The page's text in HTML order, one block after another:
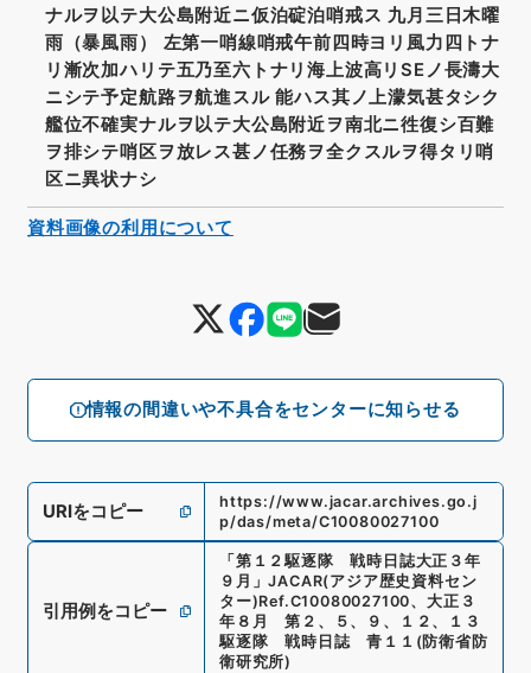
情報の間違いや不具合をセンターに知らせる
ナルヲ以テ大公島附近ニ仮泊碇泊哨戒ス 九月三日木曜
雨（暴風雨） 左第一哨線哨戒午前四時ヨリ風力四トナ
リ漸次加ハリテ五乃至六トナリ海上波高リSEノ長濤大
ニシテ予定航路ヲ航進スル 能ハス其ノ上濛気甚タシク
艦位不確実ナルヲ以テ大公島附近ヲ南北ニ徃復シ百難
ヲ排シテ哨区ヲ放レス甚ノ任務ヲ全クスルヲ得タリ哨
区ニ異状ナシ
URIをコピー
https://www.jacar.archives.go.j
p/das/meta/C10080027100
引用例をコピー
「 第１２駆逐隊 戦時日誌大正３年
９月 」JACAR(アジア歴史資料セン
ター)Ref.C10080027100、大正３
年８月 第２、５、９、１２、１３
駆逐隊 戦時日誌 青１１ (防衛省防
衛研究所)
資料画像の利用について